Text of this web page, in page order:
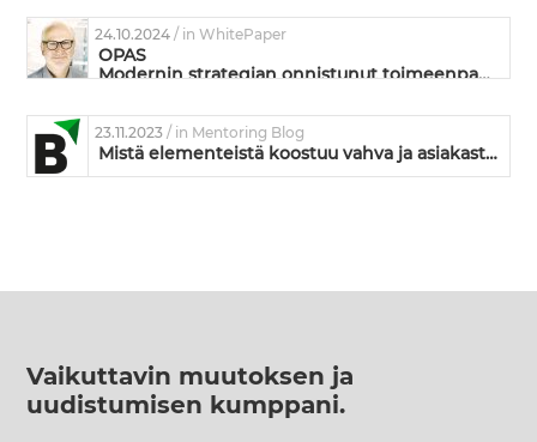
24.10.2024/ in WhitePaper
OPAS
Modernin strategian onnistunut toimeenpano
23.11.2023/ in Mentoring Blog
Mistä elementeistä koostuu vahva ja asiakasta puhutteleva arvolupaus?
Vaikuttavin muutoksen ja
uudistumisen kumppani.